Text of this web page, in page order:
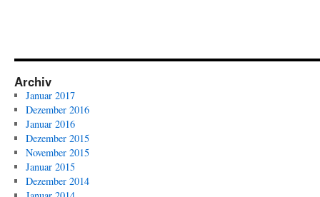
Archiv
Januar 2017
Dezember 2016
Januar 2016
Dezember 2015
November 2015
Januar 2015
Dezember 2014